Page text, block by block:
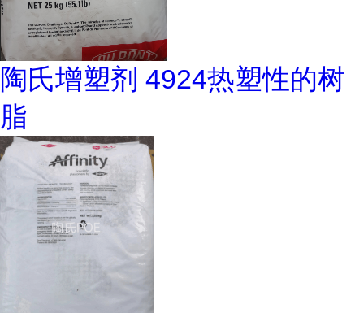
陶氏增塑剂 4924热塑性的树
脂